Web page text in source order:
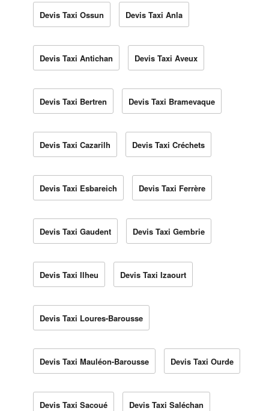
Devis Taxi Ossun Devis Taxi Anla
Devis Taxi Antichan Devis Taxi Aveux
Devis Taxi Bertren Devis Taxi Bramevaque
Devis Taxi Cazarilh Devis Taxi Créchets
Devis Taxi Esbareich Devis Taxi Ferrère
Devis Taxi Gaudent Devis Taxi Gembrie
Devis Taxi Ilheu Devis Taxi Izaourt
Devis Taxi Loures-Barousse
Devis Taxi Mauléon-Barousse Devis Taxi Ourde
Devis Taxi Sacoué Devis Taxi Saléchan